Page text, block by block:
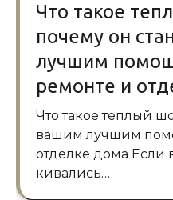
Что такое
почему он
лучшим
ремонте и
Что такое теплый шов и почему он станет
вашим лучшим
отделке дома Если
кивались…